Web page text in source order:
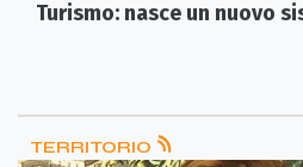
Turismo: nasce un nuovo
TERRITORIO